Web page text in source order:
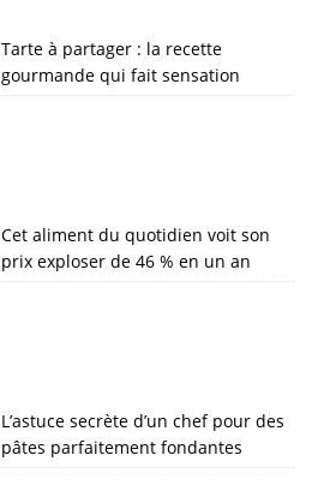
Tarte à partager : la recette
gourmande qui fait sensation
Cet aliment du quotidien voit son
prix exploser de 46 % en un an
L’astuce secrète d’un chef pour des
pâtes parfaitement fondantes